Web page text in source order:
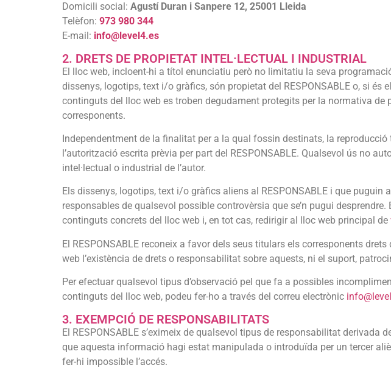
Domicili social: Agustí Duran i Sanpere 12, 25001 Lleida
Telèfon: 973 980 344
E-mail: info@level4.es
2. DRETS DE PROPIETAT INTEL·LECTUAL I INDUSTRIAL
El lloc web, incloent-hi a títol enunciatiu però no limitatiu la seva
dissenys, logotips, text i/o gràfics, són propietat del RESPONSABLE o, si
continguts del lloc web es troben degudament protegits per la normativa
corresponents.
Independentment de la finalitat per a la qual fossin destinats, la
l’autorització escrita prèvia per part del RESPONSABLE. Qualsevol ús no
intel·lectual o industrial de l’autor.
Els dissenys, logotips, text i/o gràfics aliens al RESPONSABLE i que
responsables de qualsevol possible controvèrsia que se’n pugui
continguts concrets del lloc web i, en tot cas, redirigir al lloc web principal de
El RESPONSABLE reconeix a favor dels seus titulars els corresponents
web l’existència de drets o responsabilitat sobre aquests, ni el suport,
Per efectuar qualsevol tipus d’observació pel que fa a possibles
continguts del lloc web, podeu fer-ho a través del correu electrònic
3. EXEMPCIÓ DE RESPONSABILITATS
El RESPONSABLE s’eximeix de qualsevol tipus de responsabilitat
que aquesta informació hagi estat manipulada o introduïda per un tercer
fer-hi impossible l’accés.